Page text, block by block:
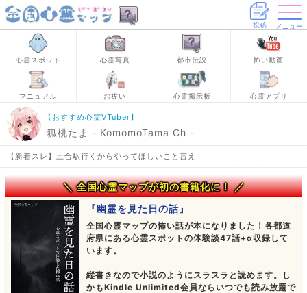
投稿 メニュー
心霊スポット 心霊写真 都市伝説 怖い動画
マニュアル お祓い 心霊掲示板 心霊アプリ
【おすすめ心霊VTuber】
狐桃たま - KomomoTama Ch -
【新着スレ】土合駅行くからやってほしいこと言え
＼ 全国心霊マップが初の書籍化に！ ／
『幽霊を見た日の話』
全国心霊マップの怖い話が本になりました！各都道
府県にある心霊スポットの体験談47話+α収録して
います。
縦書きなので小説のようにスラスラと読めます。し
かもKindle Unlimited会員ならいつでも読み放題で